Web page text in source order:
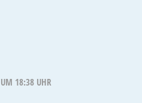
18:38 UHR